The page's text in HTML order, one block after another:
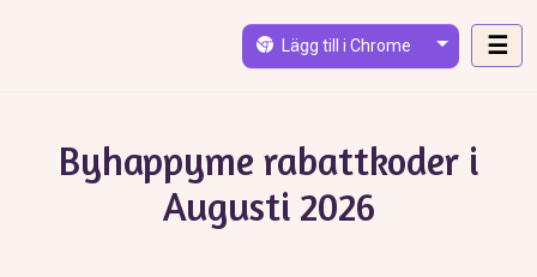
Lägg till i Chrome ☰
Byhappyme rabattkoder i
Augusti 2026